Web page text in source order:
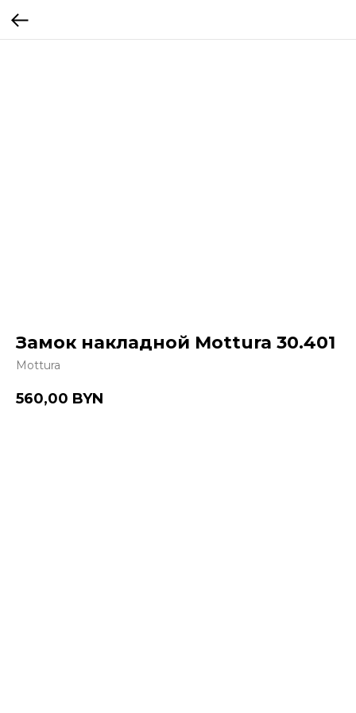
Замок накладной Mottura 30.401
Mottura
560,00 BYN